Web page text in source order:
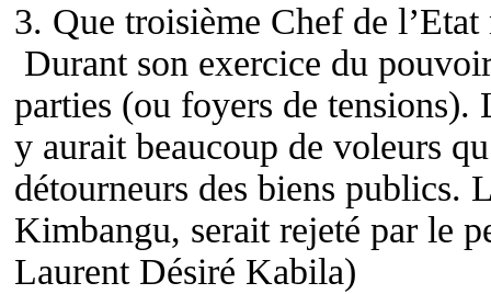
3. Que troisième Chef de
Durant son exercice du
parties (ou foyers de
y aurait beaucoup de voleurs
détourneurs des biens
Kimbangu, serait rejeté par le
Laurent Désiré Kabila)